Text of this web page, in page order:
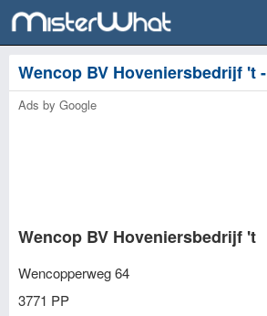
Ads by Google
Wencop BV Hoveniersbedrijf 't
Wencopperweg 64
3771 PP